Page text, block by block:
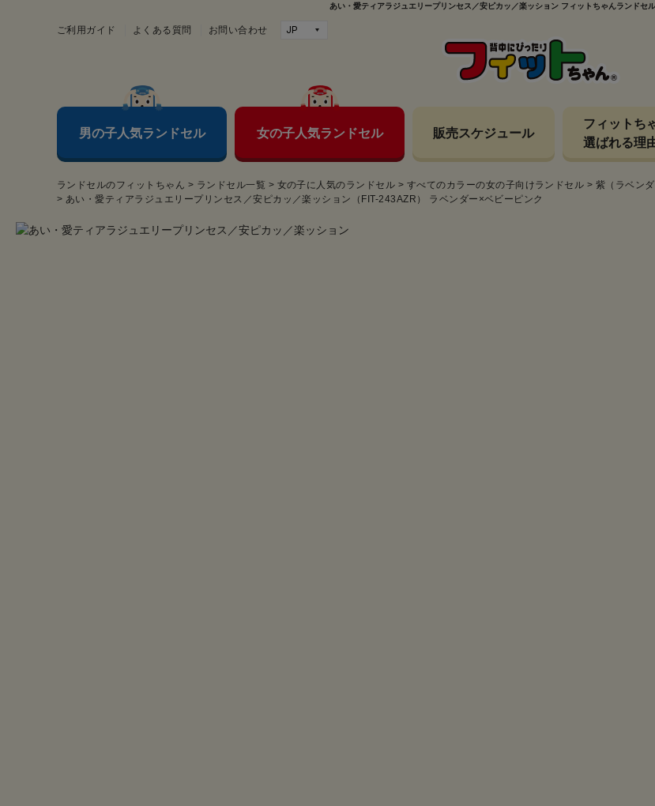
あい・愛ティアラジュエリープリンセス／安ピカッ／楽ッション フィットちゃんランドセ
ご利用ガイド よくある質問 お問い合わせ
男の子人気ランドセル 女の子人気ランドセル 販売スケジュール
フィットち
選ばれる理
ランドセルのフィットちゃん > ランドセル一覧 > 女の子に人気のランドセル > すべてのカラーの女の子向けランドセル > 紫（ラベン
> あい・愛ティアラジュエリープリンセス／安ピカッ／楽ッション（FIT-243AZR） ラベンダー×ベビーピンク